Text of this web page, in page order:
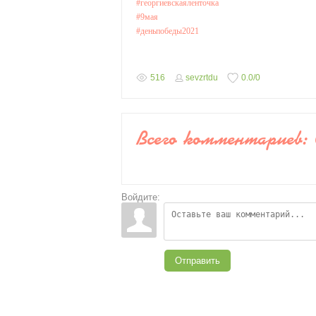
#георгиевскаяленточка
#9мая
#деньпобеды2021
516 sevzrtdu 0.0/0
Всего комментариев:
Войдите:
Отправить